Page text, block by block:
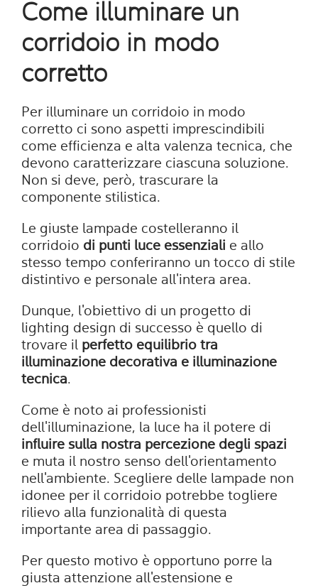
Come illuminare un
corridoio in modo
corretto
Per illuminare un corridoio in modo
corretto ci sono aspetti imprescindibili
come efficienza e alta valenza tecnica, che
devono caratterizzare ciascuna soluzione.
Non si deve, però, trascurare la
componente stilistica.
Le giuste lampade costelleranno il
corridoio di punti luce essenziali e allo
stesso tempo conferiranno un tocco di stile
distintivo e personale all'intera area.
Dunque, l'obiettivo di un progetto di
lighting design di successo è quello di
trovare il perfetto equilibrio tra
illuminazione decorativa e illuminazione
tecnica.
Come è noto ai professionisti
dell'illuminazione, la luce ha il potere di
influire sulla nostra percezione degli spazi
e muta il nostro senso dell'orientamento
nell'ambiente. Scegliere delle lampade non
idonee per il corridoio potrebbe togliere
rilievo alla funzionalità di questa
importante area di passaggio.
Per questo motivo è opportuno porre la
giusta attenzione all'estensione e